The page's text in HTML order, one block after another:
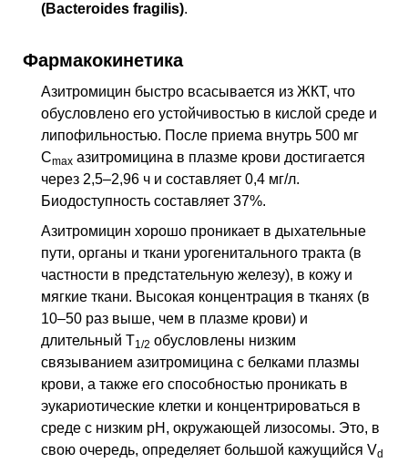
(Bacteroides fragilis).
Фармакокинетика
Азитромицин быстро всасывается из ЖКТ, что
обусловлено его устойчивостью в кислой среде и
липофильностью. После приема внутрь 500 мг
Cmax азитромицина в плазме крови достигается
через 2,5–2,96 ч и составляет 0,4 мг/л.
Биодоступность составляет 37%.
Азитромицин хорошо проникает в дыхательные
пути, органы и ткани урогенитального тракта (в
частности в предстательную железу), в кожу и
мягкие ткани. Высокая концентрация в тканях (в
10–50 раз выше, чем в плазме крови) и
длительный T1/2 обусловлены низким
связыванием азитромицина с белками плазмы
крови, а также его способностью проникать в
эукариотические клетки и концентрироваться в
среде с низким рН, окружающей лизосомы. Это, в
свою очередь, определяет большой кажущийся Vd